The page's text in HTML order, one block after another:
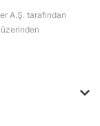
A.Ş. tarafından